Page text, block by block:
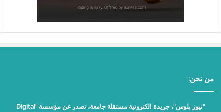
من نحن:
"نيوز بلوس"، جريدة الكترونية مستقلة جامعة، تصدر عن مؤسسة "Digital